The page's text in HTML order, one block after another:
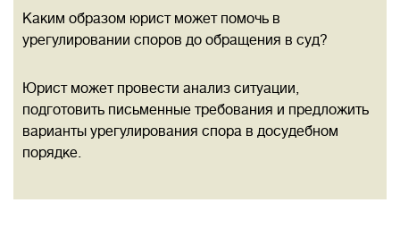
Каким образом юрист может помочь в
урегулировании споров до обращения в суд?
Юрист может провести анализ ситуации,
подготовить письменные требования и предложить
варианты урегулирования спора в досудебном
порядке.